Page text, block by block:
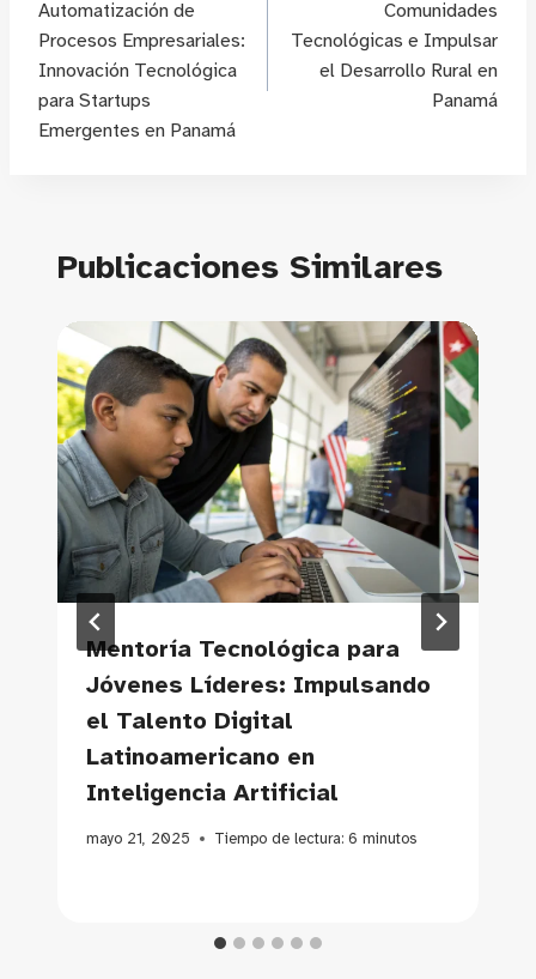
entradas
Automatización de
Procesos Empresariales:
Innovación Tecnológica
para Startups
Emergentes en Panamá
Comunidades
Tecnológicas e Impulsar
el Desarrollo Rural en
Panamá
Publicaciones Similares
Mentoría Tecnológica para
Jóvenes Líderes: Impulsando
el Talento Digital
Latinoamericano en
Inteligencia Artificial
mayo 21, 2025 Tiempo de lectura: 6 minutos